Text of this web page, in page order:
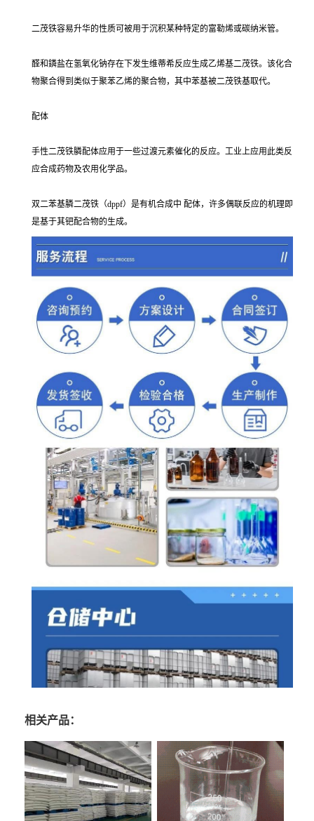
二茂铁容易升华的性质可被用于沉积某种特定的富勒烯或碳纳米管。
醛和鏻盐在氢氧化钠存在下发生维蒂希反应生成乙烯基二茂铁。该化合
物聚合得到类似于聚苯乙烯的聚合物，其中苯基被二茂铁基取代。
配体
手性二茂铁膦配体应用于一些过渡元素催化的反应。工业上应用此类反
应合成药物及农用化学品。
双二苯基膦二茂铁（dppf）是有机合成中 配体，许多偶联反应的机理即
是基于其钯配合物的生成。
相关产品：